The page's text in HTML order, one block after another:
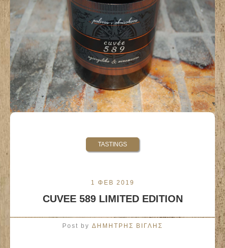
TASTINGS
1 ΦΕΒ 2019
CUVEE 589 LIMITED EDITION
Post by ΔΗΜΗΤΡΗΣ ΒΙΓΛΗΣ